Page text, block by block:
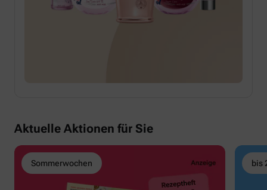
Aktuelle Aktionen für Sie
Sommerwochen bis